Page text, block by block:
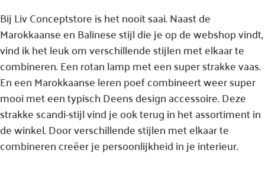
Bij Liv Conceptstore is het nooit saai. Naast de
Marokkaanse en Balinese stijl die je op de webshop vindt,
vind ik het leuk om verschillende stijlen met elkaar te
combineren. Een rotan lamp met een super strakke vaas.
En een Marokkaanse leren poef combineert weer super
mooi met een typisch Deens design accessoire. Deze
strakke scandi-stijl vind je ook terug in het assortiment in
de winkel. Door verschillende stijlen met elkaar te
combineren creëer je persoonlijkheid in je interieur.